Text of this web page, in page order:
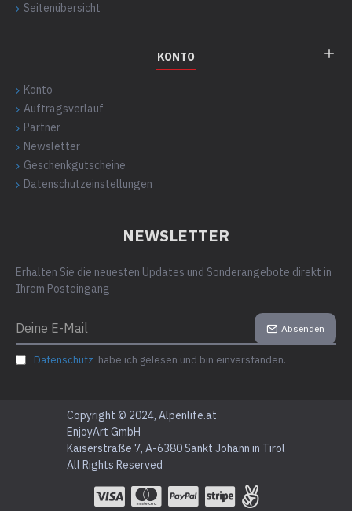
Seitenübersicht
KONTO
Konto
Auftragsverlauf
Partner
Newsletter
Geschenkgutscheine
Datenschutzeinstellungen
NEWSLETTER
Erhalten Sie die neuesten Updates und Sonderangebote direkt in
Ihrem Posteingang
Absenden
Datenschutz habe ich gelesen und bin einverstanden.
Copyright © 2024, Alpenlife.at
EnjoyArt GmbH
Kaiserstraße 7, A-6380 Sankt Johann in Tirol
All Rights Reserved